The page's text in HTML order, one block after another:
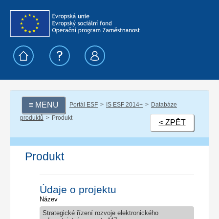
≡ MENU Portál ESF IS ESF 2014+
Databáze
produktů
Produkt
< ZPĚT
Produkt
Údaje o projektu
Název
Strategické řízení rozvoje elektronického